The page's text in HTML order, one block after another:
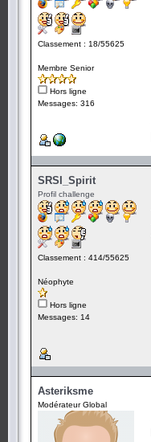
Classement : 18/55625
Membre Senior
Hors ligne
Messages: 316
SRSI_Spirit
Profil challenge
Classement : 414/55625
Néophyte
Hors ligne
Messages: 14
Asteriksme
Modérateur Global